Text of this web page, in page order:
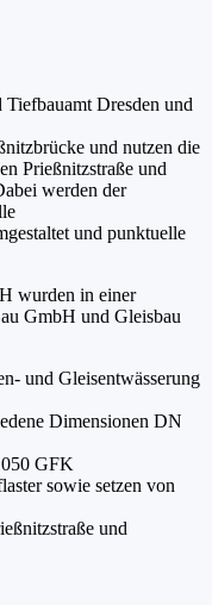
Tiefbauamt Dresden und
und nutzen die
Prießnitzstraße und
werden der
und punktuelle
wurden in einer
GmbH und Gleisbau
und Gleisentwässerung
Dimensionen DN
GFK
sowie setzen von
und